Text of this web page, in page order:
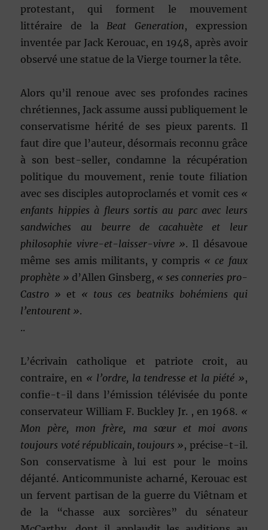
protestant, qui forment le mouvement
littéraire de laBeat Generation, expression
inventée par Jack Kerouac, en 1948, après avoir
observé une statue de la Vierge tourner la tête.
Alors qu’il renoue avec ses profondes racines
chrétiennes, Jack assume aussi publiquement le
conservatisme hérité de ses pieux parents. Il
faut dire que l’auteur, désormais reconnu grâce
à son best-seller, condamne la récupération
politique du mouvement, renie toute filiation
avec ses disciples autoproclamés et vomit ces «
enfants hippies à fleurs sortis au parc avec leurs
sandwiches au beurre de cacahuète et leur
philosophie vivre-et-laisser-vivre ». Il désavoue
même ses amis militants, y compris « ce faux
prophète » d’Allen Ginsberg, « ses conneries pro-
Castro » et « tous ces beatniks bohémiens qui
l’entourent ».
..
L’écrivain catholique et patriote croit, au
contraire, en « l’ordre, la tendresse et la piété »,
confie-t-il dans l’émission télévisée du ponte
conservateur William F. Buckley Jr. , en 1968. «
Mon père, mon frère, ma sœur et moi avons
toujours voté républicain, toujours », précise-t-il.
Son conservatisme à lui est pour le moins
déjanté. Anticommuniste acharné, Kerouac est
un fervent partisan de la guerre du Viêtnam et
de la “chasse aux sorcières” du sénateur